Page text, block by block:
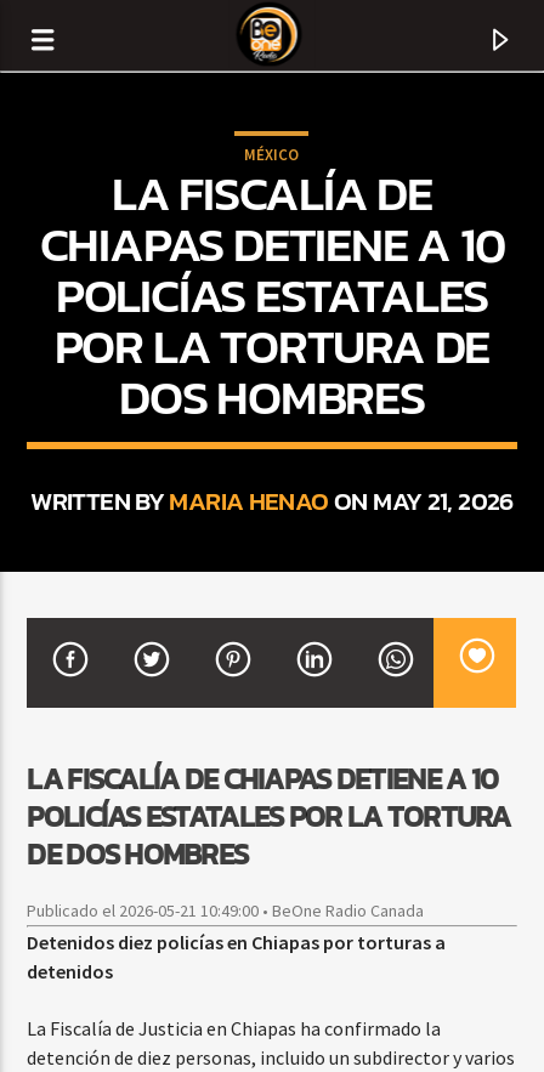
TITLE
CURRENT SHOW
BEATS URBANOS
11:00 AM 1:00 PM
Beone Radio
MÉXICO
LA FISCALÍA DE
CHIAPAS DETIENE A 10
POLICÍAS ESTATALES
POR LA TORTURA DE
DOS HOMBRES
WRITTEN BYMARIA HENAOON MAY 21, 2026
LA FISCALÍA DE CHIAPAS DETIENE A 10
POLICÍAS ESTATALES POR LA TORTURA
DE DOS HOMBRES
Publicado el 2026-05-21 10:49:00 • BeOne Radio Canada
Detenidos diez policías en Chiapas por torturas a
detenidos
La Fiscalía de Justicia en Chiapas ha confirmado la
detención de diez personas, incluido un subdirector y varios